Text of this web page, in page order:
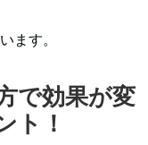
ます。
で効果が変
ト！